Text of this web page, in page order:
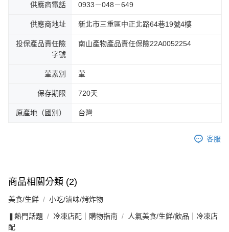
供應商電話 0933－048－649
供應商地址 新北市三重區中正北路64巷19號4樓
投保產品責任險
字號
南山產物產品責任保險22A0052254
葷素別 葷
保存期限 720天
原產地（國別） 台灣
客服
商品相關分類 (2)
美食/生鮮 小吃/滷味/烤炸物
❚熱門話題 冷凍店配｜購物指南
人氣美食/生鮮/飲品｜冷凍店
配